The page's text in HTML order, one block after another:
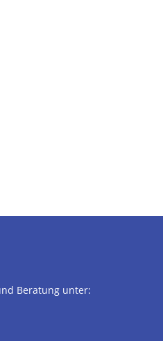
Beratung unter: